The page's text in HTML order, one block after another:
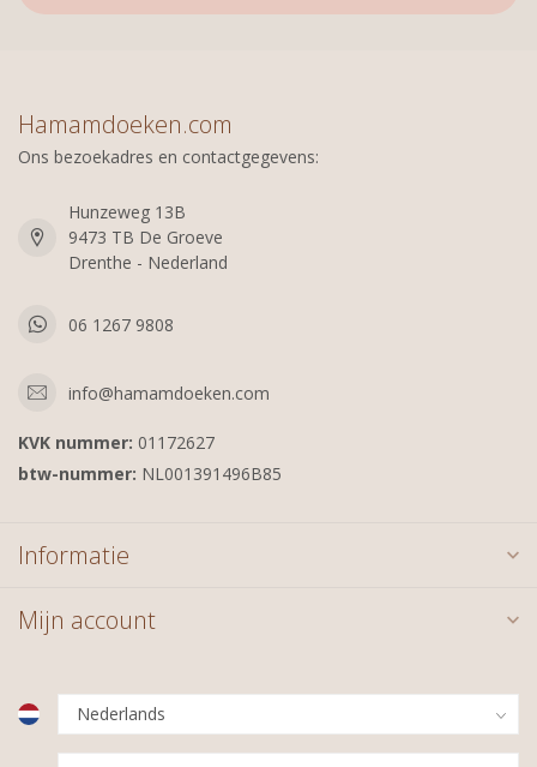
Hamamdoeken.com
Ons bezoekadres en contactgegevens:
Hunzeweg 13B
9473 TB De Groeve
Drenthe - Nederland
06 1267 9808
info@hamamdoeken.com
KVK nummer: 01172627
btw-nummer: NL001391496B85
Informatie
Mijn account